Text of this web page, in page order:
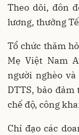
Theo dõi, đôn
lương, thưởng
Tổ chức thăm
Mẹ Việt Nam
người nghèo
DTTS, bảo
chế độ, công
Chỉ đạo các